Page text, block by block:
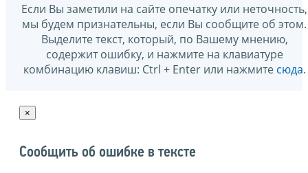
Если Вы заметили на сайте опечатку или неточность,
мы будем признательны, если Вы сообщите об этом.
Выделите текст, который, по Вашему мнению,
содержит ошибку, и нажмите на клавиатуре
комбинацию клавиш: Ctrl + Enter или нажмите сюда.
×
Сообщить об ошибке в тексте